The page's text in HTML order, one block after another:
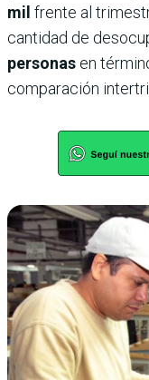
mil frente al
cantidad de
personas en
comparación